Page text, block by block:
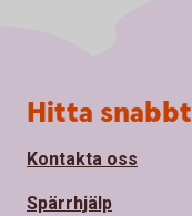
Sidfot
Hitta snabbt
Kontakta oss
Spärrhjälp